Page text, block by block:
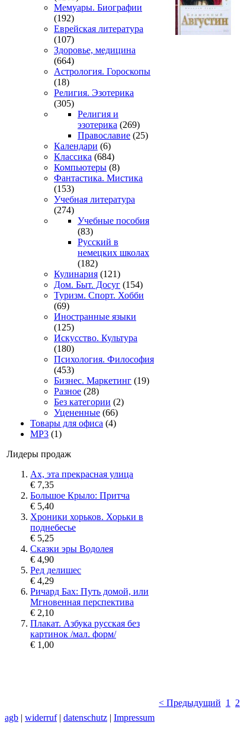
Мемуары. Биографии
(192)
Еврейская литература
(107)
Здоровье, медицина
(664)
Астрология. Гороскопы
(18)
Религия. Эзотерика
(305)
Религия и
эзотерика (269)
Православие (25)
Календари (6)
Классика (684)
Компьютеры (8)
Фантастика. Мистика
(153)
Учебная литература
(274)
Учебные пособия
(83)
Русский в
немецких школах
(182)
Кулинария (121)
Дом. Быт. Досуг (154)
Туризм. Спорт. Хобби
(69)
Иностранные языки
(125)
Искусство. Культура
(180)
Психология. Философия
(453)
Бизнес. Маркетинг (19)
Разное (28)
Без категории (2)
Уцененные (66)
Товары для офиса (4)
MP3 (1)
Лидеры продаж
Ах, эта прекрасная улица
€ 7,35
Большое Крыло: Притча
€ 5,40
Хроники хорьков. Хорьки в
поднебесье
€ 5,25
Сказки эры Водолея
€ 4,90
Ред делишес
€ 4,29
Ричард Бах: Путь домой, или
Мгновенная перспектива
€ 2,10
Плакат. Азбука русская без
картинок /мал. форм/
€ 1,00
< Предыдущий 1 2
agb | widerruf| datenschutz | Impressum